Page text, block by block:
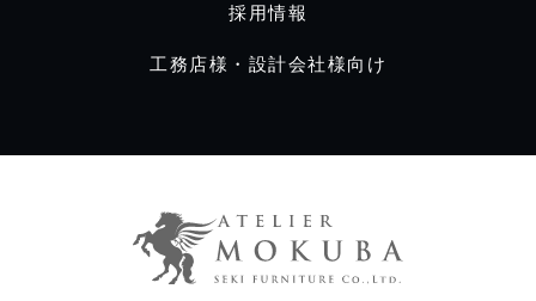
採用情報
工務店様・設計会社様向け